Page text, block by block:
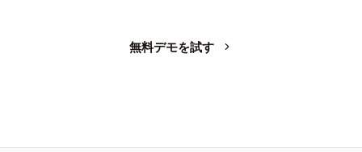
無料デモを試す